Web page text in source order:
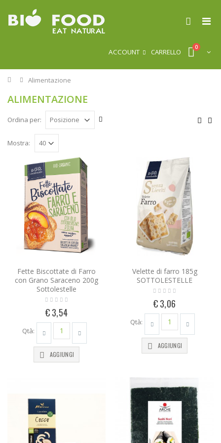
ACCOUNT CARRELLO
0
Home
Alimentazione
ALIMENTAZIONE
Ordina per:
Mostra:
Fette Biscottate di Farro
con Grano Saraceno 200g
Sottolestelle
€ 3,54
Qtà:
AGGIUNGI
Velette di farro 185g
SOTTOLESTELLE
€ 3,06
Qtà:
AGGIUNGI